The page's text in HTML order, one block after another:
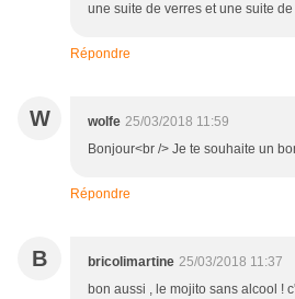
une suite de verres et une suite
Répondre
W wolfe 25/03/2018 11:59
Bonjour<br /> Je te souhaite un
Répondre
B bricolimartine 25/03/2018 11:37
bon aussi , le mojito sans alcool !